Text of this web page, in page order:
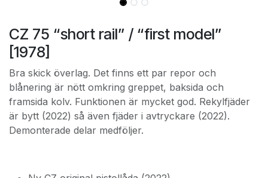
CZ 75 “short rail” / “first model”
[1978]
Bra skick överlag. Det finns ett par repor och
blånering är nött omkring greppet, baksida och
framsida kolv. Funktionen är mycket god. Rekylfjäder
är bytt (2022) så även fjäder i avtryckare (2022).
Demonterade delar medföljer.